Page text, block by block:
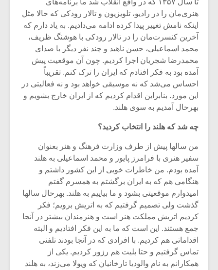
هنری‌مان را در رادیو، تلویزیون و تالار رودکی که حالا مثل
اینکه نامش تغییر پیدا کرده ادامه می‌دادیم. به یاد دارم که
آخرین کنسرت‌مان را در تالار رودکی با‌ هوشنگ ظریف،
محمد اسماعیلی، حسن ناهید و چند نفر دیگر با صدای
محمدرضا شجریان اجرا کردیم. چون آن موقعیت پیش
آمده بود به فکر افتادم که ایران را ترک کنم. تقریباً
احساس می‌شد که نه موسیقی خواهد بود و نه فعالیتی در
این مورد. بنابراین اقدام کردیم که از ایران خارج بشویم و
بهرحال آمدیم به سوی هلند.
چه شد که هلند را انتخاب کردید؟
من سالها پیش از طرف وزارت فرهنگ و هنر بعنوان
سفیر هنری با فرامرز پایور و محمد اسماعیلی به هلند
آمده بودم. من خاطرات خوبی از این کشور داشتم و
هنگامی هم که به ایران برگشتم به همسرم گفتم
امیدوارم موقعیتی بشود و ما بیاییم به هلند. بهرحال سالها
گذشت ولی تصمیم گرفتیم که به اتریش برویم؛ فکر
کردیم اتریش مملکت هنر است و هنرمندان بیشتر در آنجا
جمع هستند. این است که ما به این فکر افتادیم و البته
اقداماتی هم کردیم. با افرادی که در آنجا بودند تلفنی
تماس گرفتیم و حتا بلیت هم رزور کردیم. یکی از
همکارانم به نام والودیا تارخانیان که ویولا می‌زند، به هلند
میکلوش روژا
یادداشتی بر موسیقی
متن فیلم «متری
شیش و نیم»
اگر نمی توانی
بدنام ترین باش
برگزار